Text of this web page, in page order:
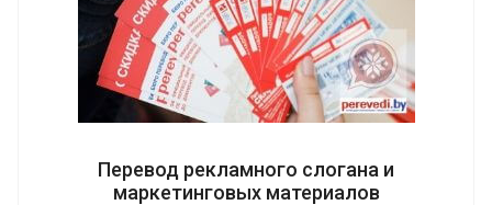
Перевод рекламного слогана и
маркетинговых материалов